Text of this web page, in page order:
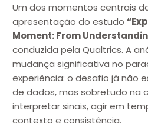
Um dos momentos centrais
apresentação do estudo
Moment: From
conduzida pela Qualtrics. A
mudança significativa no
experiência: o desafio já não
de dados, mas sobretudo na
interpretar sinais, agir em
contexto e consistência.